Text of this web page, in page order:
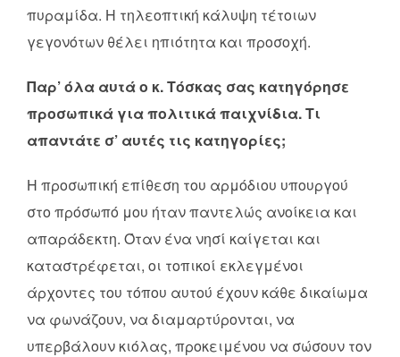
πυραμίδα. Η τηλεοπτική κάλυψη τέτοιων
γεγονότων θέλει ηπιότητα και προσοχή.
Παρ’ όλα αυτά ο κ. Τόσκας σας κατηγόρησε
προσωπικά για πολιτικά παιχνίδια. Τι
απαντάτε σ’ αυτές τις κατηγορίες;
Η προσωπική επίθεση του αρμόδιου υπουργού
στο πρόσωπό μου ήταν παντελώς ανοίκεια και
απαράδεκτη. Όταν ένα νησί καίγεται και
καταστρέφεται, οι τοπικοί εκλεγμένοι
άρχοντες του τόπου αυτού έχουν κάθε δικαίωμα
να φωνάζουν, να διαμαρτύρονται, να
υπερβάλουν κιόλας, προκειμένου να σώσουν τον